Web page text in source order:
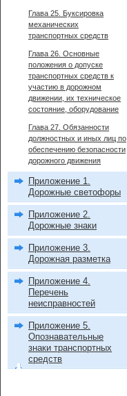
Глава 25. Буксировка
механических
транспортных средств
Глава 26. Основные
положения о допуске
транспортных средств к
участию в дорожном
движении, их техническое
состояние, оборудование
Глава 27. Обязанности
должностных и иных лиц по
обеспечению безопасности
дорожного движения
Приложение 1.
Дорожные светофоры
Приложение 2.
Дорожные знаки
Приложение 3.
Дорожная разметка
Приложение 4.
Перечень
неисправностей
Приложение 5.
Опознавательные
знаки транспортных
средств